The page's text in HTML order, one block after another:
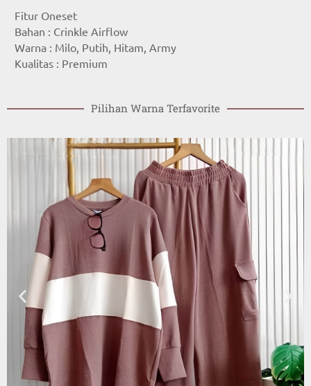
Fitur Oneset
Bahan : Crinkle Airflow
Warna : Milo, Putih, Hitam, Army
Kualitas : Premium
Pilihan Warna Terfavorite